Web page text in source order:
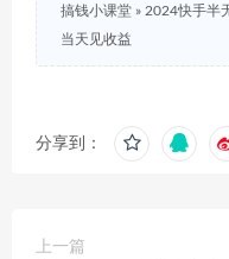
搞钱小课堂 » 2024快手半
当天见收益
分享到：
上一篇